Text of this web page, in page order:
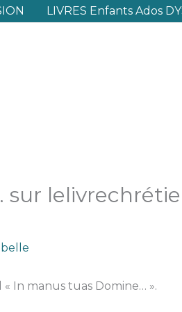
LIVRES Enfants Ados
In manus tuas Domine… ».